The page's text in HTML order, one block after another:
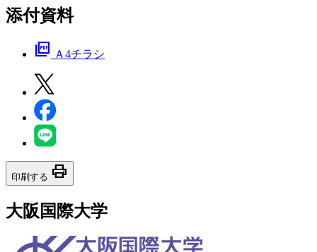
添付資料
picture_as_pdf Ａ4チラシ
印刷する print
大阪国際大学